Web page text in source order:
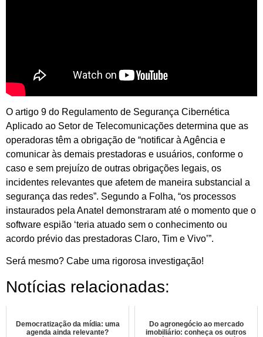
O artigo 9 do Regulamento de Segurança Cibernética
Aplicado ao Setor de Telecomunicações determina que as
operadoras têm a obrigação de “notificar à Agência e
comunicar às demais prestadoras e usuários, conforme o
caso e sem prejuízo de outras obrigações legais, os
incidentes relevantes que afetem de maneira substancial a
segurança das redes”. Segundo a Folha, “os processos
instaurados pela Anatel demonstraram até o momento que o
software espião ‘teria atuado sem o conhecimento ou
acordo prévio das prestadoras Claro, Tim e Vivo’”.
Será mesmo? Cabe uma rigorosa investigação!
Notícias relacionadas:
Democratização da mídia: uma
agenda ainda relevante?
Do agronegócio ao mercado
imobiliário: conheça os outros